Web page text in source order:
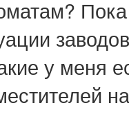
Пока
у меня